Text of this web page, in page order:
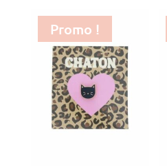
Promo !